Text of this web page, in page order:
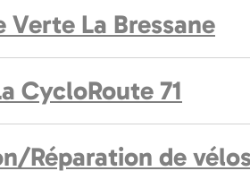
Verte La Bressane
CycloRoute 71
Réparation de